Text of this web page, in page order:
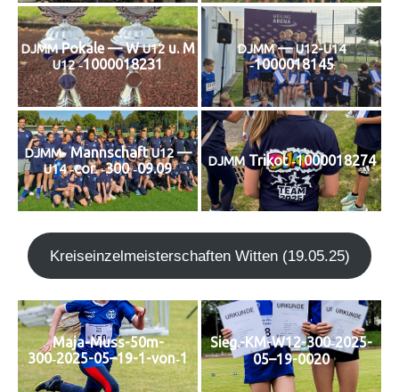
DJMMPoka­le — WU12u. M
U12‑1000018231
DJMM—U12-U14
‑1000018145
DJMM-Mann­schaftU12—
U14‑cor. ‑300 ‑09.09 DJMMTri­kot ‑1000018274
Kreis­ein­zel­meis­ter­schaf­ten Wit­ten (19.05.25)
Maja-Muss-50m-
300‑2025-05–19-1-von‑1
Sieg.-KM-W12-300‑2025-
05–19-0020